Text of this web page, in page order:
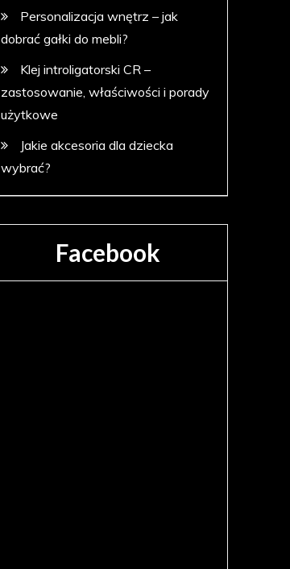
Personalizacja wnętrz – jak
dobrać gałki do mebli?
Klej introligatorski CR –
zastosowanie, właściwości i porady
użytkowe
Jakie akcesoria dla dziecka
wybrać?
Facebook